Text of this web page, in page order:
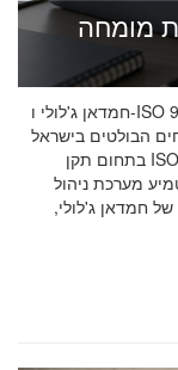
מומחה
חמדאן ג'לולי ו-ISO 9001 ב-2026: מה חובה לדעת לפני שבוחרים יועץ
הבולטים בישראל
בתחום תקן ISO 9001 וניהול איכות, עם ניסיון מוכח בליווי עשרות
מערכת ניהול
של חמדאן ג'לולי,